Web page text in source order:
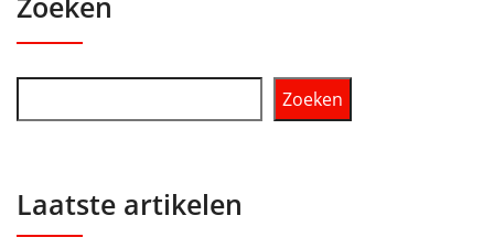
Zoeken
Laatste artikelen